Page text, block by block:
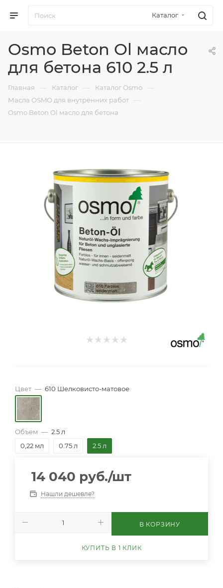
Каталог
Osmo Beton Ol масло
для бетона 610 2.5 л
Главная — Каталог — Каталог Osmo —
Масла OSMO для внутренних работ —
Osmo Beton Ol масло для бетона
Цвет — 610 Шелковисто-матовое
Объем — 2.5 л
0,22 мл
0.75 л 2.5 л
14 040 руб./шт
Нашли дешевле?
В КОРЗИНУ
КУПИТЬ В 1 КЛИК